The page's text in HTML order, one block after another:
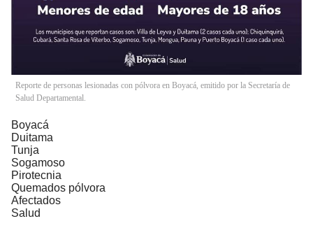
Reporte de personas lesionadas con pólvora en Boyacá, emitido por la Secretaría de
Salud Departamental.
Boyacá
Duitama
Tunja
Sogamoso
Pirotecnia
Quemados pólvora
Afectados
Salud